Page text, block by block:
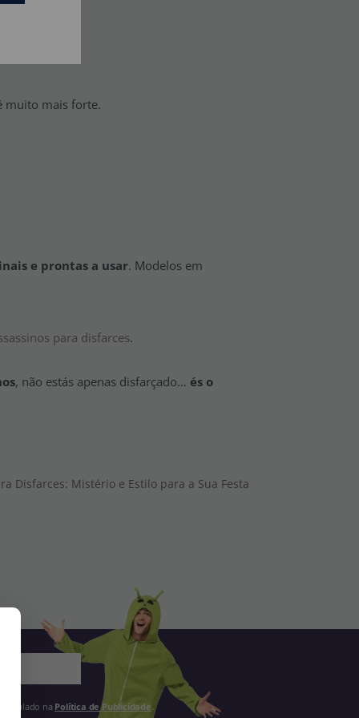
muito mais forte.
e prontas a usar. Modelos em
para disfarces.
, não estás apenas disfarçado… és o
Disfarces: Mistério e Estilo para a Sua Festa
na Política de Publicidade.